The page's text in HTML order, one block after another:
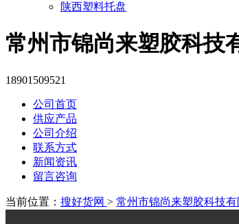
陕西塑料托盘
常州市锦尚来塑胶科技
18901509521
公司首页
供应产品
公司介绍
联系方式
新闻资讯
留言咨询
当前位置： 搜好货网 > 常州市锦尚来塑胶科技有